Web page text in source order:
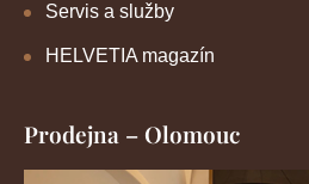
Servis a služby
HELVETIA magazín
Prodejna – Olomouc